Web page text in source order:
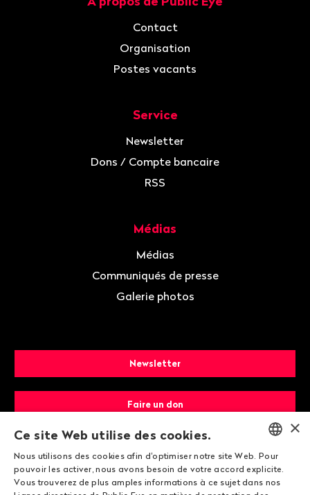
Contact
Organisation
Postes vacants
Service
Newsletter
Dons / Compte bancaire
RSS
Médias
Médias
Communiqués de presse
Galerie photos
Newsletter
Faire un don
ENGLISH
DEUTSCH
×
Ce site Web utilise des cookies.
Nous utilisons des cookies afin d'optimiser notre site Web. Pour
pouvoir les activer, nous avons besoin de votre accord explicite.
Vous trouverez de plus amples informations à ce sujet dans nos